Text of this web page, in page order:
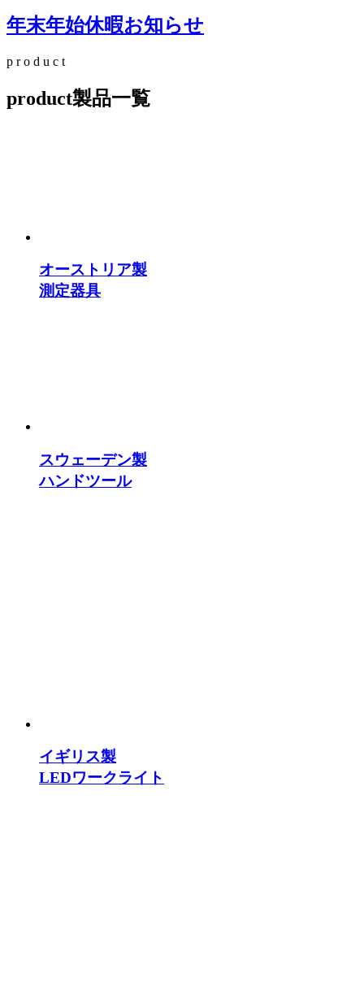
年末年始休暇お知らせ
p r o d u c t
product製品一覧
オーストリア製
測定器具
スウェーデン製
ハンドツール
イギリス製
LEDワークライト